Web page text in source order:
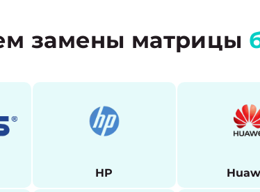
замены матрицы
HP